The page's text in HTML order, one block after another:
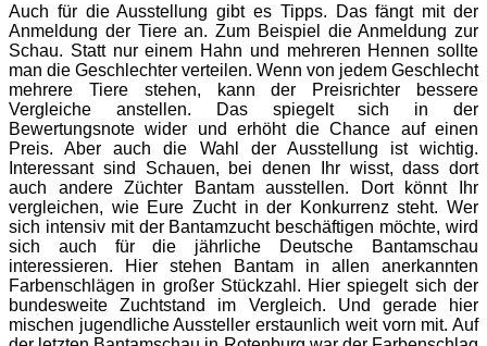
Auch für die Ausstellung gibt es Tipps. Das fängt mit der
Anmeldung der Tiere an. Zum Beispiel die Anmeldung zur
Schau. Statt nur einem Hahn und mehreren Hennen sollte
man die Geschlechter verteilen. Wenn von jedem Geschlecht
mehrere Tiere stehen, kann der Preisrichter bessere
Vergleiche anstellen. Das spiegelt sich in der
Bewertungsnote wider und erhöht die Chance auf einen
Preis. Aber auch die Wahl der Ausstellung ist wichtig.
Interessant sind Schauen, bei denen Ihr wisst, dass dort
auch andere Züchter Bantam ausstellen. Dort könnt Ihr
vergleichen, wie Eure Zucht in der Konkurrenz steht. Wer
sich intensiv mit der Bantamzucht beschäftigen möchte, wird
sich auch für die jährliche Deutsche Bantamschau
interessieren. Hier stehen Bantam in allen anerkannten
Farbenschlägen in großer Stückzahl. Hier spiegelt sich der
bundesweite Zuchtstand im Vergleich. Und gerade hier
mischen jugendliche Aussteller erstaunlich weit vorn mit. Auf